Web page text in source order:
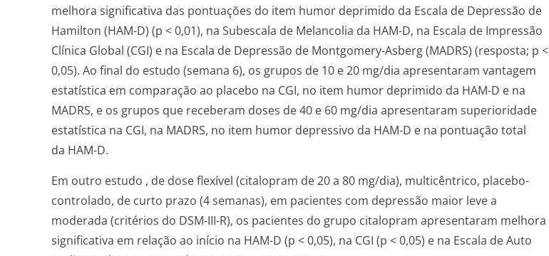
melhora significativa das pontuações do item humor deprimido da Escala de Depressão de
Hamilton (HAM-D) (p < 0,01), na Subescala de Melancolia da HAM-D, na Escala de Impressão
Clínica Global (CGI) e na Escala de Depressão de Montgomery-Asberg (MADRS) (resposta; p <
0,05). Ao final do estudo (semana 6), os grupos de 10 e 20 mg/dia apresentaram vantagem
estatística em comparação ao placebo na CGI, no item humor deprimido da HAM-D e na
MADRS, e os grupos que receberam doses de 40 e 60 mg/dia apresentaram superioridade
estatística na CGI, na MADRS, no item humor depressivo da HAM-D e na pontuação total
da HAM-D.
Em outro estudo , de dose flexível (citalopram de 20 a 80 mg/dia), multicêntrico, placebo-
controlado, de curto prazo (4 semanas), em pacientes com depressão maior leve a
moderada (critérios do DSM-III-R), os pacientes do grupo citalopram apresentaram melhora
significativa em relação ao início na HAM-D (p < 0,05), na CGI (p < 0,05) e na Escala de Auto